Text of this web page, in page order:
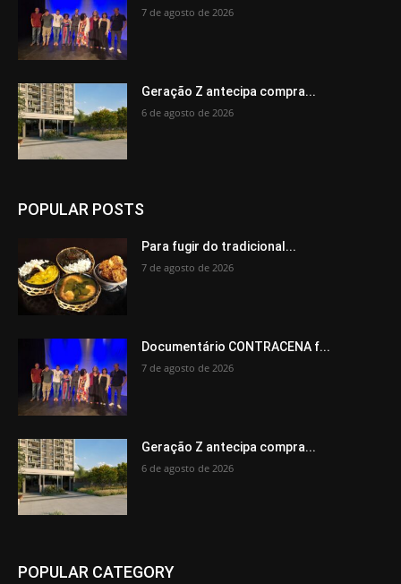
7 de agosto de 2026
Geração Z antecipa compra...
6 de agosto de 2026
POPULAR POSTS
Para fugir do tradicional...
7 de agosto de 2026
Documentário CONTRACENA f...
7 de agosto de 2026
Geração Z antecipa compra...
6 de agosto de 2026
POPULAR CATEGORY